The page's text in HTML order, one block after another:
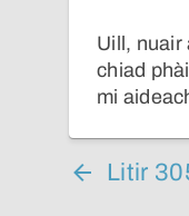
Uill, nuair
chiad
mi
Litir